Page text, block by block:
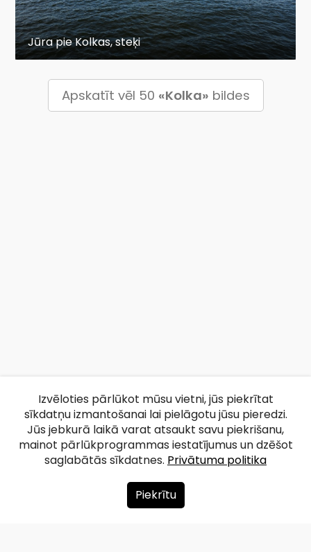
Jūra pie Kolkas, steķi
Apskatīt vēl 50 «Kolka» bildes
Par mums
Izvēloties pārlūkot mūsu vietni, jūs piekrītat
sīkdatņu izmantošanai lai pielāgotu jūsu pieredzi.
Jūs jebkurā laikā varat atsaukt savu piekrišanu,
mainot pārlūkprogrammas iestatījumus un dzēšot
saglabātās sīkdatnes. Privātuma politika
Piekrītu